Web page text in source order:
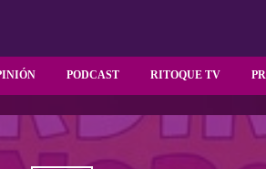
PODCAST RITOQUE TV